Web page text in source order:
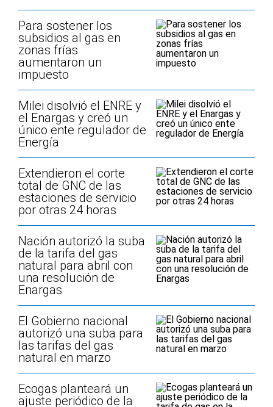
Para sostener los
subsidios al gas en
zonas frías
aumentaron un
impuesto
Milei disolvió el ENRE y
el Enargas y creó un
único ente regulador de
Energía
Extendieron el corte
total de GNC de las
estaciones de servicio
por otras 24 horas
Nación autorizó la suba
de la tarifa del gas
natural para abril con
una resolución de
Enargas
El Gobierno nacional
autorizó una suba para
las tarifas del gas
natural en marzo
Ecogas planteará un
ajuste periódico de la